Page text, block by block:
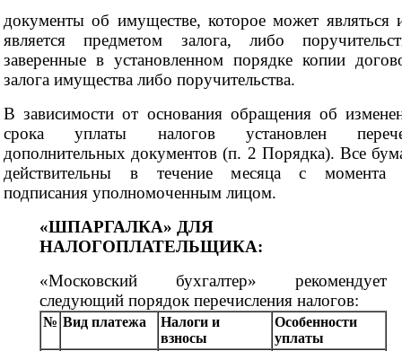
документы об имуществе, которое может являться
является предметом залога, либо
заверенные в установленном порядке копии
залога имущества либо поручительства.
В зависимости от основания обращения об
срока уплаты налогов установлен
дополнительных документов (п. 2 Порядка). Все
действительны в течение месяца с момента
подписания уполномоченным лицом.
«ШПАРГАЛКА» ДЛЯ
НАЛОГОПЛАТЕЛЬЩИКА:
«Московский бухгалтер» рекомендует
следующий порядок перечисления налогов:
№ Вид платежа
Налоги и
взносы
Особенности
уплаты